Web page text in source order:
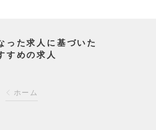
った求人に基づいた
すめの求人
ホーム